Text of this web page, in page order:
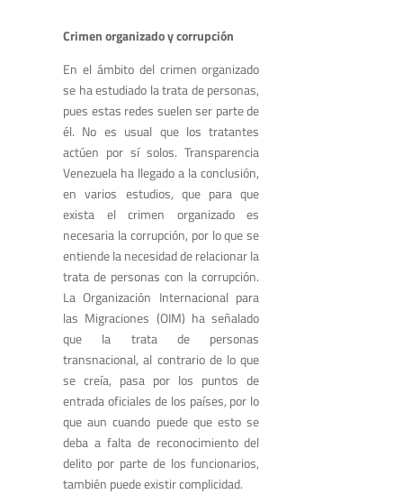
Crimen organizado y corrupción
En el ámbito del crimen organizado
se ha estudiado la trata de personas,
pues estas redes suelen ser parte de
él. No es usual que los tratantes
actúen por sí solos. Transparencia
Venezuela ha llegado a la conclusión,
en varios estudios, que para que
exista el crimen organizado es
necesaria la corrupción, por lo que se
entiende la necesidad de relacionar la
trata de personas con la corrupción.
La Organización Internacional para
las Migraciones (OIM) ha señalado
que la trata de personas
transnacional, al contrario de lo que
se creía, pasa por los puntos de
entrada oficiales de los países, por lo
que aun cuando puede que esto se
deba a falta de reconocimiento del
delito por parte de los funcionarios,
también puede existir complicidad.